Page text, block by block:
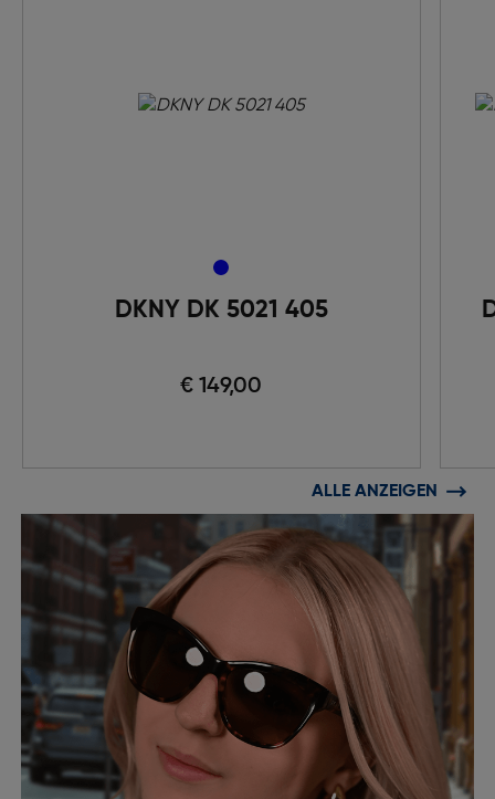
DKNY DK 5021 405
€ 149,00
ALLE ANZEIGEN